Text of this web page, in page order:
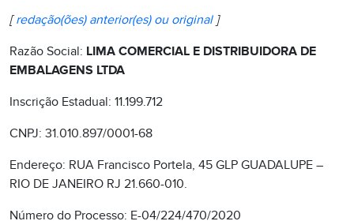
[redação(ões) anterior(es) ou original ]
Razão Social: LIMA COMERCIAL E DISTRIBUIDORA DE
EMBALAGENS LTDA
Inscrição Estadual: 11.199.712
CNPJ: 31.010.897/0001-68
Endereço: RUA Francisco Portela, 45 GLP GUADALUPE –
RIO DE JANEIRO RJ 21.660-010.
Número do Processo: E-04/224/470/2020